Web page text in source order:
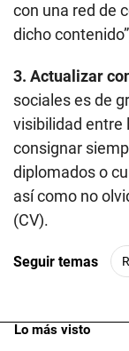
con una red de
dicho
3. Actualizar
sociales es de
visibilidad entre
consignar
diplomados o
así como no
(CV).
Seguir temas
Lo más visto